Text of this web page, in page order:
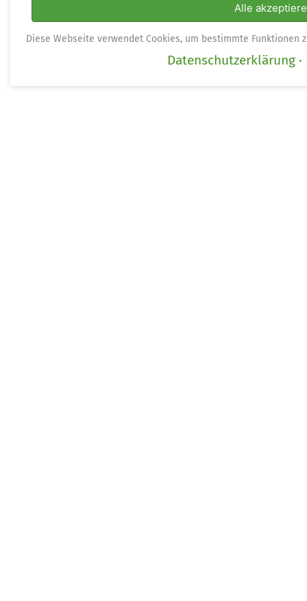
Alle
Diese Webseite verwendet Cookies, um bestimmte Funktionen
Datenschutzerklärung